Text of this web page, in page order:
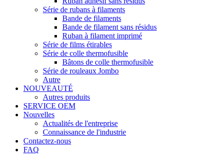
Série de rubans à filaments
Bande de filaments
Bande de filament sans résidus
Ruban à filament imprimé
Série de films étirables
Série de colle thermofusible
Bâtons de colle thermofusible
Série de rouleaux Jombo
Autre
NOUVEAUTÉ
Autres produits
SERVICE OEM
Nouvelles
Actualités de l'entreprise
Connaissance de l'industrie
Contactez-nous
FAQ